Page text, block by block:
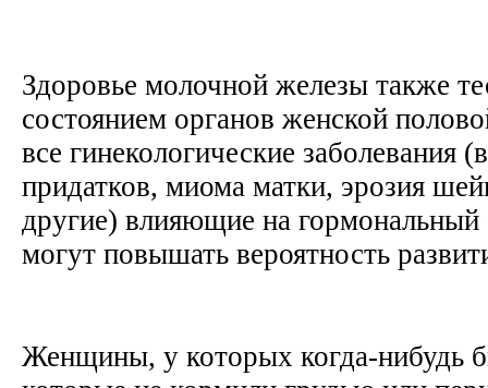
Здоровье молочной железы также
состоянием органов женской
все гинекологические заболевания
придатков, миома матки, эрозия
другие) влияющие на
могут повышать вероятность
Женщины, у которых когда-нибудь